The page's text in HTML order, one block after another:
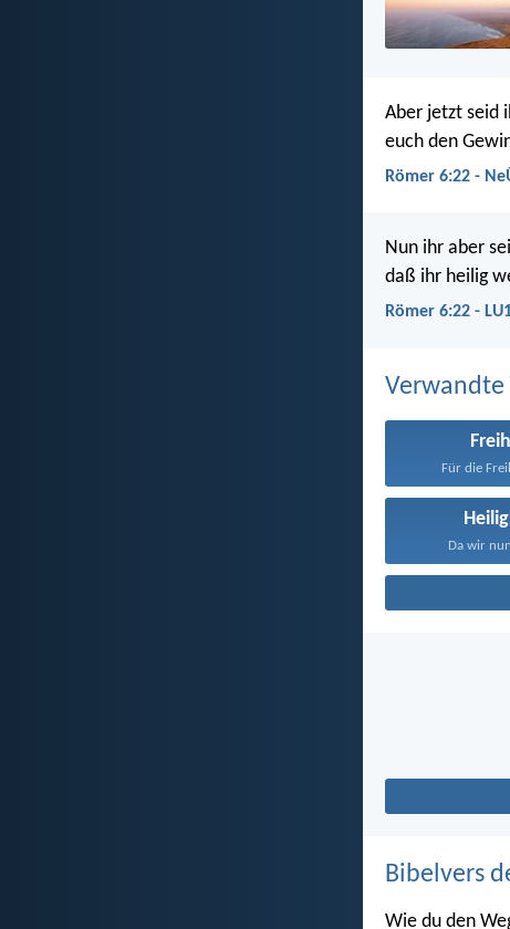
Aber jetzt seid
euch den
Römer 6:22 -
Nun ihr aber
daß ihr heilig
Römer 6:22 -
Verwandte
Für die
Da wir
Bibelvers
Wie du den